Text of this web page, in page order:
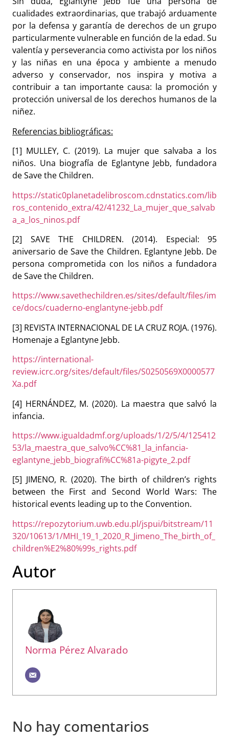
cualidades extraordinarias, que trabajó arduamente
por la defensa y garantía de derechos de un grupo
particularmente vulnerable en función de la edad. Su
valentía y perseverancia como activista por los niños
y las niñas en una época y ambiente a menudo
adverso y conservador, nos inspira y motiva a
contribuir a tan importante causa: la promoción y
protección universal de los derechos humanos de la
niñez.
Referencias bibliográficas:
[1] MULLEY, C. (2019). La mujer que salvaba a los
niños. Una biografía de Eglantyne Jebb, fundadora
de Save the Children.
https://static0planetadelibroscom.cdnstatics.com/lib
ros_contenido_extra/42/41232_La_mujer_que_salvab
a_a_los_ninos.pdf
[2] SAVE THE CHILDREN. (2014). Especial: 95
aniversario de Save the Children. Eglantyne Jebb. De
persona comprometida con los niños a fundadora
de Save the Children.
https://www.savethechildren.es/sites/default/files/im
ce/docs/cuaderno-englantyne-jebb.pdf
[3] REVISTA INTERNACIONAL DE LA CRUZ ROJA. (1976).
Homenaje a Eglantyne Jebb.
https://international-
review.icrc.org/sites/default/files/S0250569X0000577
Xa.pdf
[4] HERNÁNDEZ, M. (2020). La maestra que salvó la
infancia.
https://www.igualdadmf.org/uploads/1/2/5/4/125412
53/la_maestra_que_salvo%CC%81_la_infancia-
eglantyne_jebb_biografi%CC%81a-pigyte_2.pdf
[5] JIMENO, R. (2020). The birth of children’s rights
between the First and Second World Wars: The
historical events leading up to the Convention.
https://repozytorium.uwb.edu.pl/jspui/bitstream/11
320/10613/1/MHI_19_1_2020_R_Jimeno_The_birth_of_
children%E2%80%99s_rights.pdf
Autor
Norma Pérez Alvarado
No hay comentarios